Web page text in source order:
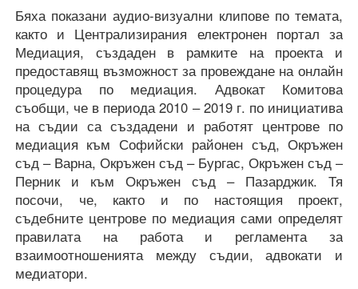
Бяха показани аудио-визуални клипове по темата,
както и Централизирания електронен портал за
Медиация, създаден в рамките на проекта и
предоставящ възможност за провеждане на онлайн
процедура по медиация. Адвокат Комитова
съобщи, че в периода 2010 – 2019 г. по инициатива
на съдии са създадени и работят центрове по
медиация към Софийски районен съд, Окръжен
съд – Варна, Окръжен съд – Бургас, Окръжен съд –
Перник и към Окръжен съд – Пазарджик. Тя
посочи, че, както и по настоящия проект,
съдебните центрове по медиация сами определят
правилата на работа и регламента за
взаимоотношенията между съдии, адвокати и
медиатори.